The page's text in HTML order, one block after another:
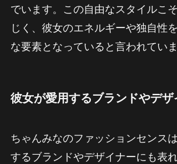
でいます。この自由なスタイルこ
じく、彼女のエネルギーや独自性
な要素となっていると言われていま
彼女が愛用するブランドやデザ
ちゃんみなのファッションセンス
するブランドやデザイナーにも表